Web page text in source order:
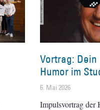
Vortrag: Dein
Humor im
6. Mai 2026
Impulsvortrag der